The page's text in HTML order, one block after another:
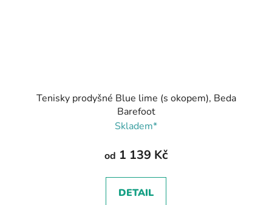
Tenisky prodyšné Blue lime (s okopem), Beda
Barefoot
Skladem*
od 1 139 Kč
DETAIL